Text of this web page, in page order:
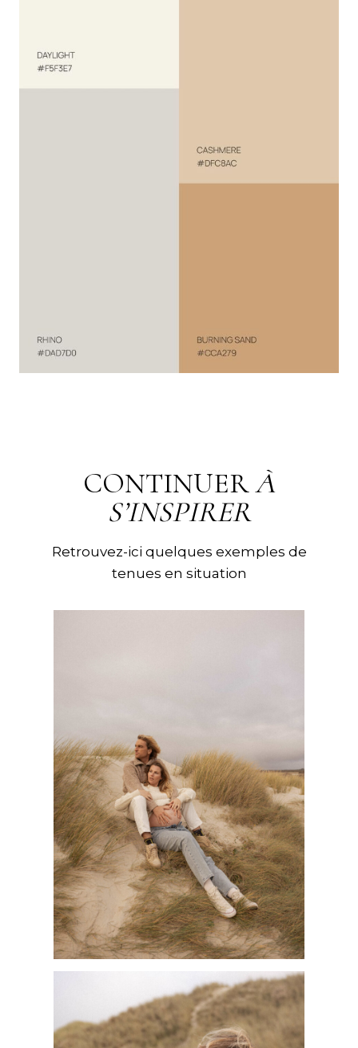
CONTINUERÀ
S’INSPIRER
Retrouvez-ici quelques exemples de
tenues en situation